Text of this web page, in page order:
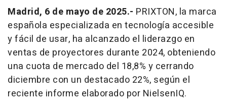
Madrid, 6 de mayo de 2025.- PRIXTON, la marca
española especializada en tecnología accesible
y fácil de usar, ha alcanzado el liderazgo en
ventas de proyectores durante 2024, obteniendo
una cuota de mercado del 18,8% y cerrando
diciembre con un destacado 22%, según el
reciente informe elaborado por NielsenIQ.